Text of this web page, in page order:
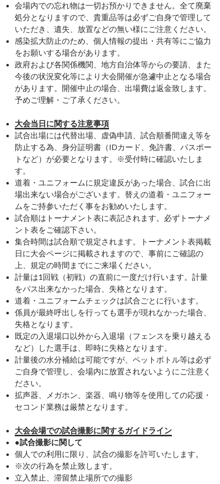
会場内での忘れ物は一切お預かりできません。全て廃棄
処分となりますので、貴重品等は必ずご自身で管理して
いただき、遺失、放置などの無い様にご注意ください。
感染拡大防止のため、個人情報の提出・共有等にご協力
をお願いする場合があります。
政府および各関係機関、地方自治体等からの要請、また
今後の状況変化等により大会開催が急遽中止となる場合
があります。開催中止の場合、出場費は返金致します。
予めご理解・ご了承ください。
大会当日に関する注意事項
試合出場には代替出場、虚偽申請、試合順番間違え等を
防止する為、身分証明書（IDカード、免許書、パスポー
トなど）が必要となります。※受付時に確認いたしま
す。
道着・ユニフォームに規定違反があった場合、試合に出
場出来ない場合がございます。替えの道着・ユニフォー
ムをご持参いただく事をお勧めいたします。
試合順はトーナメント表に表記されます。必ずトーナメ
ント表をご確認下さい。
集合時間は試合順で規定されます。トーナメント表掲載
日に大会ページに掲載されますので、事前にご確認の
上、規定の時間までにご来場ください。
計量は1回戦（初戦）の直前に一度だけ行います。計量
をパス出来なかった場合、失格となります。
道着・ユニフォームチェックは試合ごとに行います。
係員が最終呼出しを行っても選手が現れなかった場合、
失格となります。
既定の入退場口以外から入退場（フェンスを乗り越える
など）した選手は、即時に失格となります。
計量後の水分補給は可能ですが、ペットボトル等は必ず
ご自身で管理し、会場内に放置されないようにご注意く
ださい。
拡声器、メガホン、楽器、鳴り物等を使用しての応援・
セコンド業務は厳禁となります。
大会会場での試合撮影に関するガイドライン
●試合撮影に関して
個人での利用に限り、試合の撮影を許可いたします。
※次の行為を禁止致します。
立入禁止、滞留禁止場所での撮影